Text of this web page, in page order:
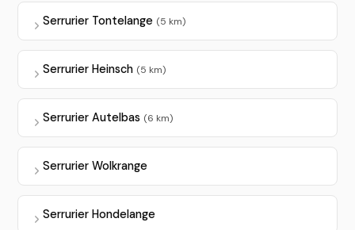
Serrurier Tontelange (5 km)
Serrurier Heinsch (5 km)
Serrurier Autelbas (6 km)
Serrurier Wolkrange
Serrurier Hondelange